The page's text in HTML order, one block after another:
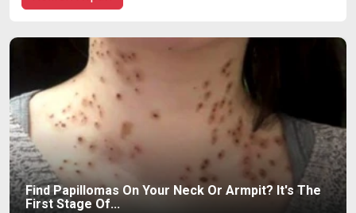
Find Papillomas On Your Neck Or Armpit? It's The
First Stage Of...